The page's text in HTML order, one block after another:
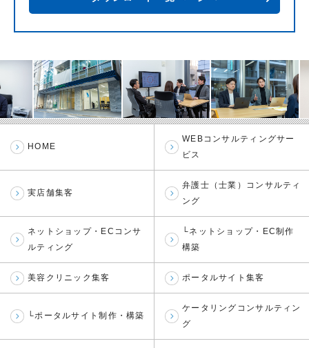
HOME
WEBコンサルティングサー
ビス
実店舗集客
弁護士（士業）コンサルティ
ング
ネットショップ・ECコンサ
ルティング
└ネットショップ・EC制作
構築
美容クリニック集客 ポータルサイト集客
└ポータルサイト制作・構築
ケータリングコンサルティン
グ